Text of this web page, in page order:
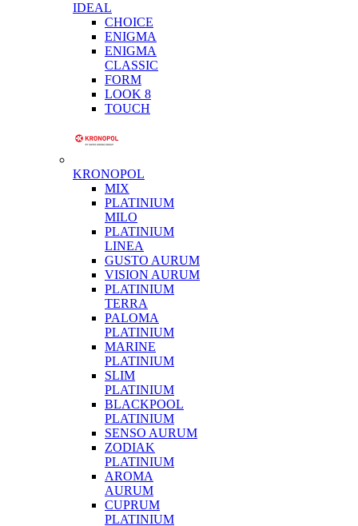
IDEAL
CHOICE
ENIGMA
ENIGMA
CLASSIC
FORM
LOOK 8
TOUCH
KRONOPOL
MIX
PLATINIUM
MILO
PLATINIUM
LINEA
GUSTO AURUM
VISION AURUM
PLATINIUM
TERRA
PALOMA
PLATINIUM
MARINE
PLATINIUM
SLIM
PLATINIUM
BLACKPOOL
PLATINIUM
SENSO AURUM
ZODIAK
PLATINIUM
AROMA
AURUM
CUPRUM
PLATINIUM